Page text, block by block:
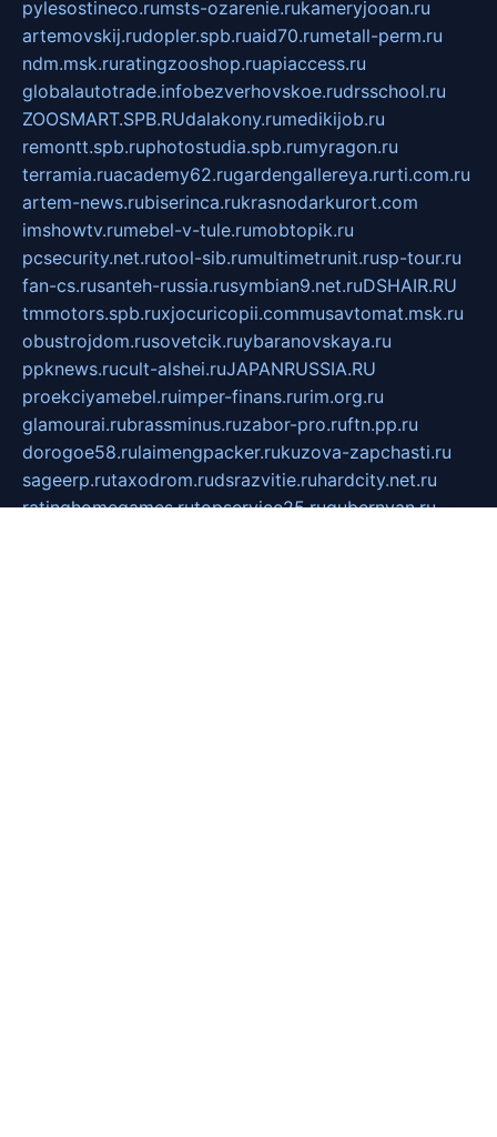
pylesostineco.rumsts-ozarenie.rukameryjooan.ru
artemovskij.rudopler.spb.ruaid70.rumetall-perm.ru
ndm.msk.ruratingzooshop.ruapiaccess.ru
globalautotrade.infobezverhovskoe.rudrsschool.ru
ZOOSMART.SPB.RUdalakony.rumedikijob.ru
remontt.spb.ruphotostudia.spb.rumyragon.ru
terramia.ruacademy62.rugardengallereya.rurti.com.ru
artem-news.rubiserinca.rukrasnodarkurort.com
imshowtv.rumebel-v-tule.rumobtopik.ru
pcsecurity.net.rutool-sib.rumultimetrunit.rusp-tour.ru
fan-cs.rusanteh-russia.rusymbian9.net.ruDSHAIR.RU
tmmotors.spb.ruxjocuricopii.commusavtomat.msk.ru
obustrojdom.rusovetcik.ruybaranovskaya.ru
ppknews.rucult-alshei.ruJAPANRUSSIA.RU
proekciyamebel.ruimper-finans.rurim.org.ru
glamourai.rubrassminus.ruzabor-pro.ruftn.pp.ru
dorogoe58.rulaimengpacker.rukuzova-zapchasti.ru
sageerp.rutaxodrom.rudsrazvitie.ruhardcity.net.ru
ratinghomegames.rutopservice25.rugubernyan.ru